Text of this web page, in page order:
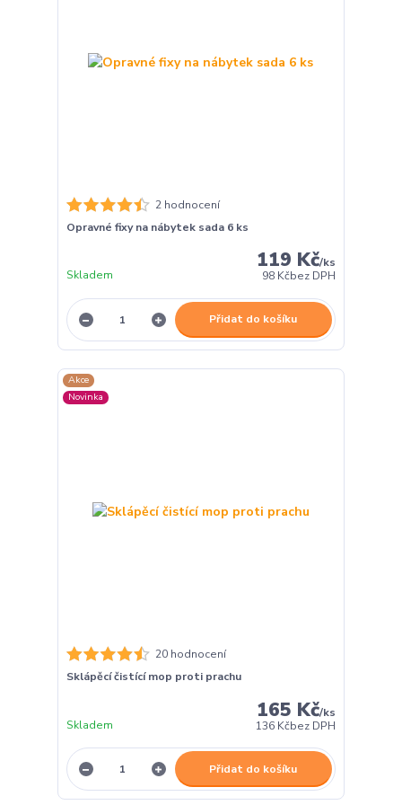
2 hodnocení
Opravné fixy na nábytek sada 6 ks
119 Kč/ks
98 Kčbez DPH
Skladem
Přidat do košíku
Akce
Novinka
20 hodnocení
Sklápěcí čistící mop proti prachu
165 Kč/ks
136 Kčbez DPH
Skladem
Přidat do košíku